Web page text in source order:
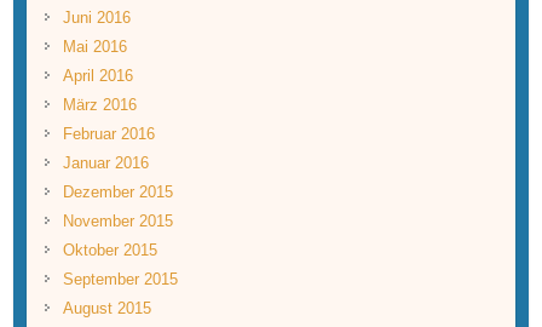
Juni 2016
Mai 2016
April 2016
März 2016
Februar 2016
Januar 2016
Dezember 2015
November 2015
Oktober 2015
September 2015
August 2015